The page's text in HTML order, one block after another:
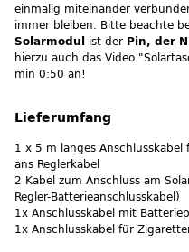
einmalig miteinander
immer bleiben. Bitte beachte
Solarmodul ist der Pin, der
hierzu auch das Video
min 0:50 an!
Lieferumfang
1 x 5 m langes Anschlusskabel
ans Reglerkabel
2 Kabel zum Anschluss am
Regler-Batterieanschlusskabel)
1x Anschlusskabel mit
1x Anschlusskabel für